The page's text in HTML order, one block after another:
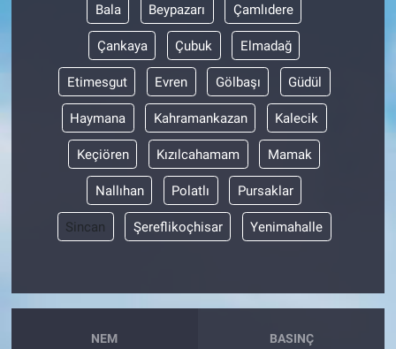
Bala Beypazarı Çamlıdere
Çankaya Çubuk Elmadağ
Etimesgut Evren Gölbaşı Güdül
Haymana Kahramankazan Kalecik
Keçiören Kızılcahamam Mamak
Nallıhan Polatlı Pursaklar
Sincan Şereflikoçhisar Yenimahalle
NEM BASINÇ